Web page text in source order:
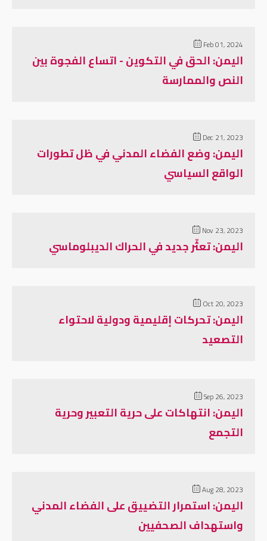
Feb 01, 2024
اليمن: الحق في التكوين - اتساع الفجوة بين
النص والممارسة
Dec 21, 2023
اليمن: وضع الفضاء المدني في ظل تطورات
الواقع السياسي
Nov 23, 2023
اليمن: تعثّر جديد في الحراك الديبلوماسي
Oct 20, 2023
اليمن: تحركات إقليمية ودولية لاحتواء
التصعيد
Sep 26, 2023
اليمن: انتهاكات على حرية التعبير وحرية
التجمع
Aug 28, 2023
اليمن: استمرار التضييق على الفضاء المدني
واستهداف الصحفيين